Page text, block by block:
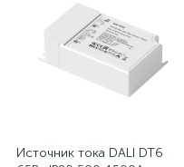
Источник тока DALI DT6